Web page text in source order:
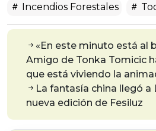
Incendios Forestales
«En este minuto está al
Amigo de Tonka Tomicic
que está viviendo la
La fantasía china llegó a
nueva edición de Fesiluz